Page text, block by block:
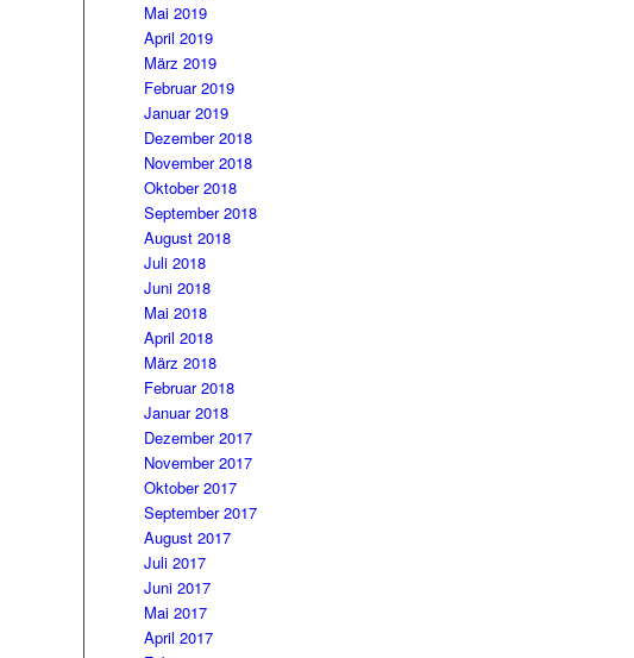
Mai 2019
April 2019
März 2019
Februar 2019
Januar 2019
Dezember 2018
November 2018
Oktober 2018
September 2018
August 2018
Juli 2018
Juni 2018
Mai 2018
April 2018
März 2018
Februar 2018
Januar 2018
Dezember 2017
November 2017
Oktober 2017
September 2017
August 2017
Juli 2017
Juni 2017
Mai 2017
April 2017